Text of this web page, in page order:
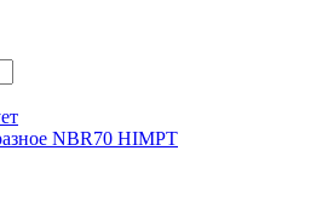
NBR70 HIMPT